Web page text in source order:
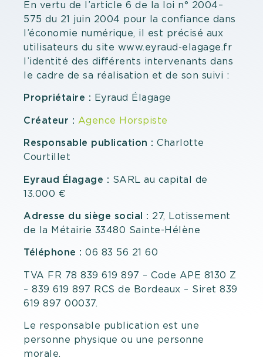
En vertu de l’article 6 de la loi n° 2004–
575 du 21 juin 2004 pour la confiance dans
l’économie numérique, il est précisé aux
utilisateurs du site www.eyraud-elagage.fr
l’identité des différents intervenants dans
le cadre de sa réalisation et de son suivi :
Propriétaire : Eyraud Élagage
Créateur : Agence Horspiste
Responsable publication : Charlotte
Courtillet
Eyraud Élagage : SARL au capital de
13.000 €
Adresse du siège social : 27, Lotissement
de la Métairie 33480 Sainte-Hélène
Téléphone : 06 83 56 21 60
TVA FR 78 839 619 897 – Code APE 8130 Z
– 839 619 897 RCS de Bordeaux – Siret 839
619 897 00037.
Le responsable publication est une
personne physique ou une personne
morale.